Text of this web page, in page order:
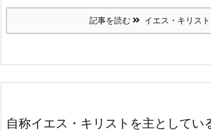
記事を読む イエス・キリス
自称イエス・キリストを主としてい